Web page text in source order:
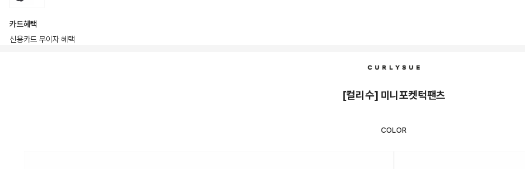
카드혜택
신용카드 무이자 혜택
[컬리수] 미니포켓턱팬츠
COLOR